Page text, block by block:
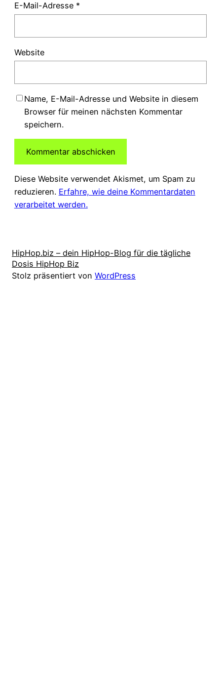
E-Mail-Adresse *
Website
Name, E-Mail-Adresse und Website in diesem
Browser für meinen nächsten Kommentar
speichern.
Diese Website verwendet Akismet, um Spam zu
reduzieren. Erfahre, wie deine Kommentardaten
verarbeitet werden.
HipHop.biz – dein HipHop-Blog für die tägliche
Dosis HipHop Biz
Stolz präsentiert von WordPress